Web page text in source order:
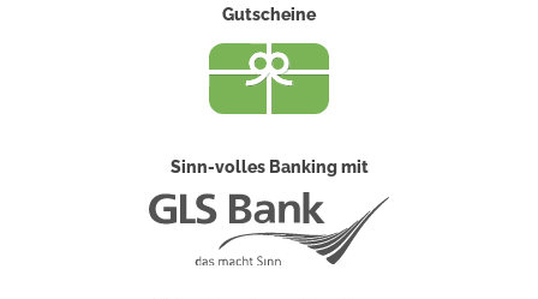
Gutscheine
Sinn-volles Banking mit